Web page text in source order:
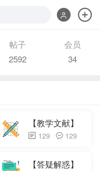
帖子
2592
会员
34
【教学文献】
129 129
【答疑解惑】